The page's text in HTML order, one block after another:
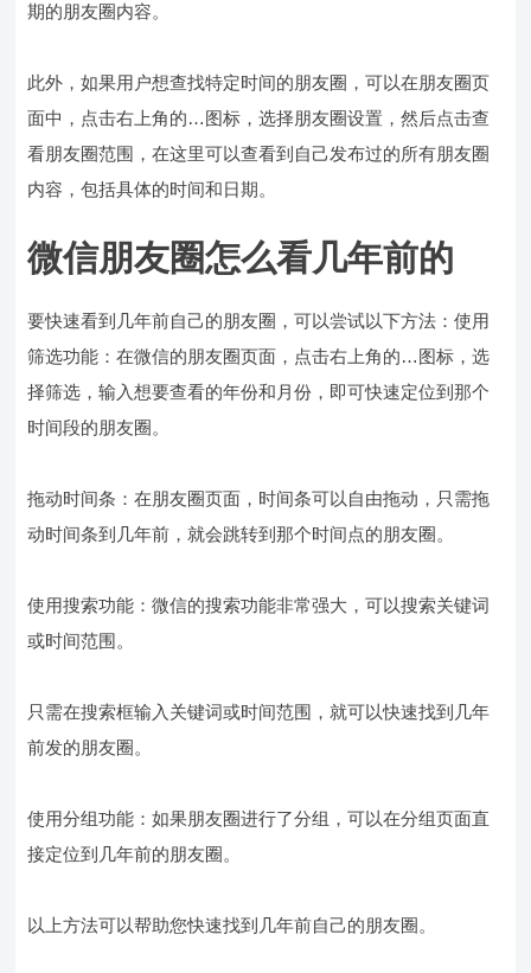
期的朋友圈内容。
此外，如果用户想查找特定时间的朋友圈，可以在朋友圈页
面中，点击右上角的…图标，选择朋友圈设置，然后点击查
看朋友圈范围，在这里可以查看到自己发布过的所有朋友圈
内容，包括具体的时间和日期。
微信朋友圈怎么看几年前的
要快速看到几年前自己的朋友圈，可以尝试以下方法：使用
筛选功能：在微信的朋友圈页面，点击右上角的…图标，选
择筛选，输入想要查看的年份和月份，即可快速定位到那个
时间段的朋友圈。
拖动时间条：在朋友圈页面，时间条可以自由拖动，只需拖
动时间条到几年前，就会跳转到那个时间点的朋友圈。
使用搜索功能：微信的搜索功能非常强大，可以搜索关键词
或时间范围。
只需在搜索框输入关键词或时间范围，就可以快速找到几年
前发的朋友圈。
使用分组功能：如果朋友圈进行了分组，可以在分组页面直
接定位到几年前的朋友圈。
以上方法可以帮助您快速找到几年前自己的朋友圈。